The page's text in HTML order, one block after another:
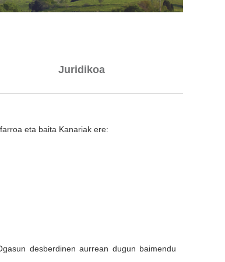
Juridikoa
eta baita Kanariak ere:
desberdinen aurrean dugun baimendu